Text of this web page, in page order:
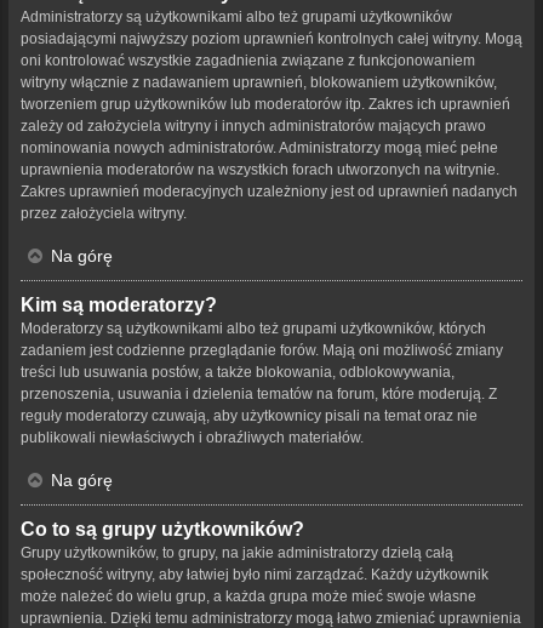
Administratorzy są użytkownikami albo też grupami użytkowników
posiadającymi najwyższy poziom uprawnień kontrolnych całej witryny. Mogą
oni kontrolować wszystkie zagadnienia związane z funkcjonowaniem
witryny włącznie z nadawaniem uprawnień, blokowaniem użytkowników,
tworzeniem grup użytkowników lub moderatorów itp. Zakres ich uprawnień
zależy od założyciela witryny i innych administratorów mających prawo
nominowania nowych administratorów. Administratorzy mogą mieć pełne
uprawnienia moderatorów na wszystkich forach utworzonych na witrynie.
Zakres uprawnień moderacyjnych uzależniony jest od uprawnień nadanych
przez założyciela witryny.
Na górę
Kim są moderatorzy?
Moderatorzy są użytkownikami albo też grupami użytkowników, których
zadaniem jest codzienne przeglądanie forów. Mają oni możliwość zmiany
treści lub usuwania postów, a także blokowania, odblokowywania,
przenoszenia, usuwania i dzielenia tematów na forum, które moderują. Z
reguły moderatorzy czuwają, aby użytkownicy pisali na temat oraz nie
publikowali niewłaściwych i obraźliwych materiałów.
Na górę
Co to są grupy użytkowników?
Grupy użytkowników, to grupy, na jakie administratorzy dzielą całą
społeczność witryny, aby łatwiej było nimi zarządzać. Każdy użytkownik
może należeć do wielu grup, a każda grupa może mieć swoje własne
uprawnienia. Dzięki temu administratorzy mogą łatwo zmieniać uprawnienia